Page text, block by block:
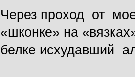
Через проход от
«шконке» на
белке исхудавший